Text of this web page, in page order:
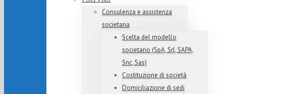
Consulenza e assistenza
societaria
Scelta del modello
societario (SpA, Srl, SAPA,
Snc, Sas)
Costituzione di società
Domiciliazione di sedi